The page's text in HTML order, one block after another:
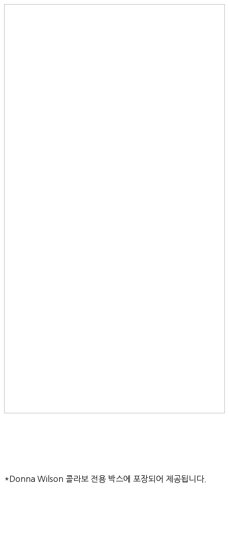
*Donna Wilson 콜라보 전용 박스에 포장되어 제공됩니다.